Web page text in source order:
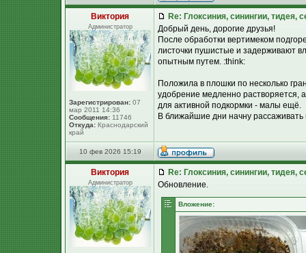
Виктория
Администратор
Зарегистрирован: 07
мар 2011 14:36
Сообщения: 11746
Откуда: Краснодарский
край
Re: Глоксиния, синингии, тидея,
Добрый день, дорогие друзья!
После обработки вертимеком
листочки пушистые и задерживают
опытным путем. :think:
Положила в плошки по несколько
удобрение медленно растворяется,
для активной подкормки - малы ещё.
В ближайшие дни начну
10 фев 2026 15:19
Виктория
Администратор
Re: Глоксиния, синингии, тидея,
Обновление.
Вложение: